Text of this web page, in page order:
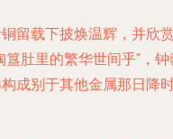
留载下披焕温辉，并
肚里的繁华世间乎”，
成别于其他金属那日